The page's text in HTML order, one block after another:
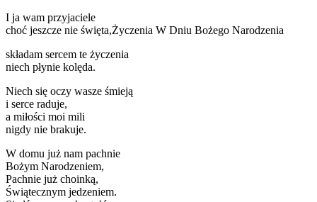
I ja wam przyjaciele
choć jeszcze nie święta,Życzenia W Dniu Bożego Narodzenia
składam sercem te życzenia
niech płynie kolęda.
Niech się oczy wasze śmieją
i serce raduje,
a miłości moi mili
nigdy nie brakuje.
W domu już nam pachnie
Bożym Narodzeniem,
Pachnie już choinką,
Świątecznym jedzeniem.